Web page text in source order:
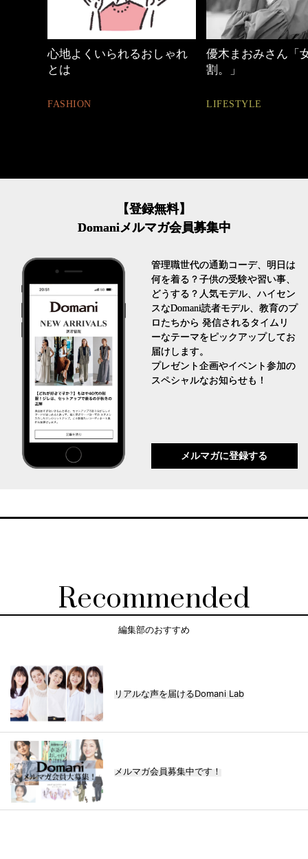
心地よくいられるおしゃれ
とは
FASHION
優木まおみさん「
割。」
LIFESTYLE
【登録無料】
Domaniメルマガ会員募集中
管理職世代の通勤コーデ、明日は
何を着る？子供の受験や習い事、
どうする？人気モデル、ハイセン
スなDomani読者モデル、教育のプ
ロたちから 発信されるタイムリ
ーなテーマをピックアップしてお
届けします。
プレゼント企画やイベント参加の
スペシャルなお知らせも！
メルマガに登録する
Recommended
編集部のおすすめ
リアルな声を届けるDomani Lab
メルマガ会員募集中です！